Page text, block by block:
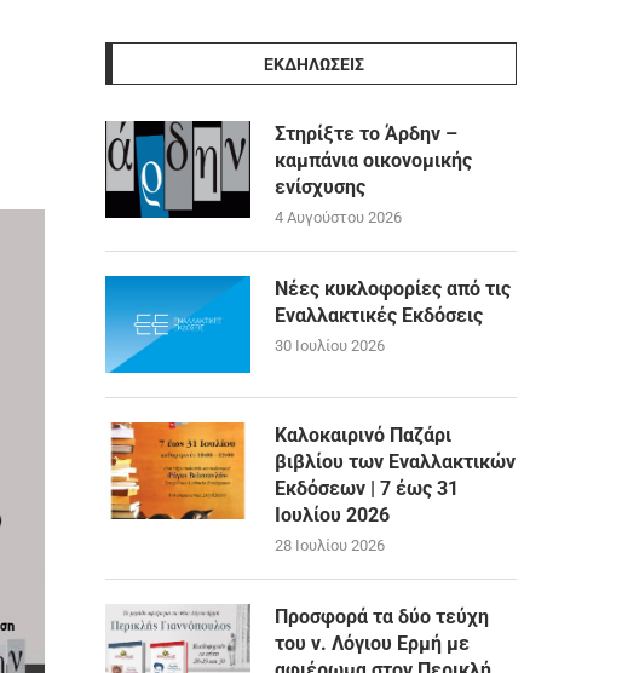
ΕΚΔΗΛΩΣΕΙΣ
Στηρίξτε το Άρδην –
καμπάνια οικονομικής
ενίσχυσης
4 Αυγούστου 2026
Νέες κυκλοφορίες από τις
Εναλλακτικές Εκδόσεις
30 Ιουλίου 2026
Καλοκαιρινό Παζάρι
βιβλίου των Εναλλακτικών
Εκδόσεων | 7 έως 31
Ιουλίου 2026
28 Ιουλίου 2026
Προσφορά τα δύο τεύχη
του ν. Λόγιου Ερμή με